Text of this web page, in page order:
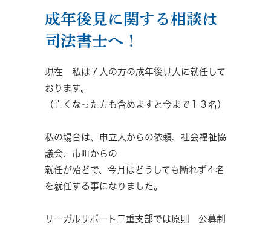
成年後見に関する相談は
司法書士へ！
現在 私は７人の方の成年後見人に就任して
おります。
（亡くなった方も含めますと今まで１３名）
私の場合は、申立人からの依頼、社会福祉協
議会、市町からの
就任が殆どで、今月はどうしても断れず４名
を就任する事になりました。
リーガルサポート三重支部では原則 公募制